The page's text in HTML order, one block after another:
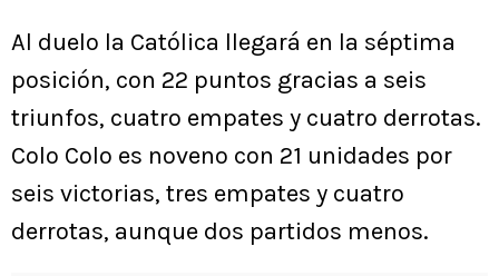
Al duelo la Católica llegará en la séptima
posición, con 22 puntos gracias a seis
triunfos, cuatro empates y cuatro derrotas.
Colo Colo es noveno con 21 unidades por
seis victorias, tres empates y cuatro
derrotas, aunque dos partidos menos.